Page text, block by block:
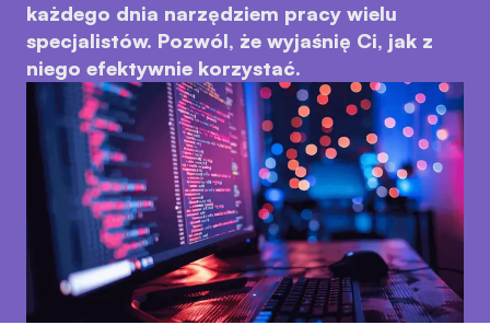
każdego dnia narzędziem pracy wielu
specjalistów. Pozwól, że wyjaśnię Ci, jak z
niego efektywnie korzystać.